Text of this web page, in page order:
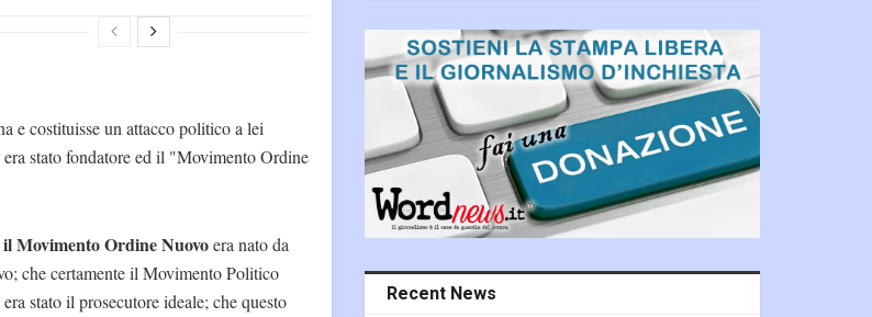
e costituisse un attacco politico a lei
stato fondatore ed il "Movimento Ordine
Movimento Ordine Nuovoera nato da
che certamente il Movimento Politico
stato il prosecutore ideale; che questo
Recent News